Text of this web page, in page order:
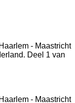
- Maastricht
Deel 1 van
- Maastricht